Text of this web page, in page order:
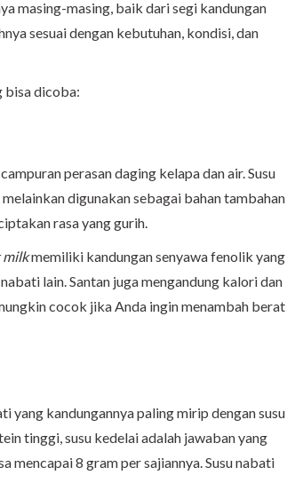
masing-masing, baik dari segi kandungan
sesuai dengan kebutuhan, kondisi, dan
bisa dicoba:
perasan daging kelapa dan air. Susu
digunakan sebagai bahan tambahan
rasa yang gurih.
milkmemiliki kandungan senyawa fenolik yang
lain. Santan juga mengandung kalori dan
cocok jika Anda ingin menambah berat
yang kandungannya paling mirip dengan susu
tinggi, susu kedelai adalah jawaban yang
mencapai 8 gram per sajiannya. Susu nabati